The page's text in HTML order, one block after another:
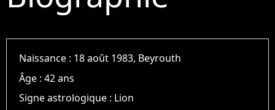
Naissance : 18 août 1983, Beyrouth
Âge :42 ans
Signe astrologique : Lion